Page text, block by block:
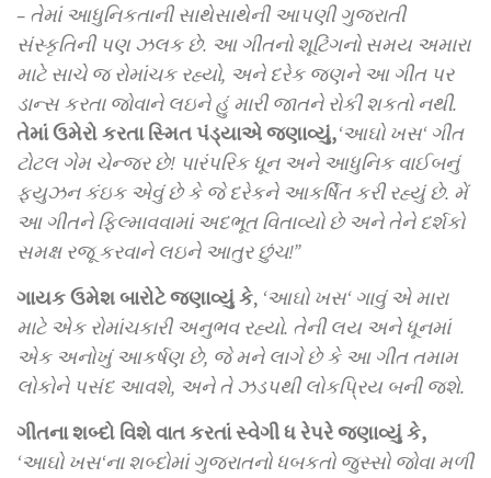
– તેમાં આધુનિકતાની સાથેસાથેની આપણી ગુજરાતી
સંસ્કૃતિની પણ ઝલક છે. આ ગીતનો શૂટિંગનો સમય અમારા
માટે સાચે જ રોમાંચક રહ્યો, અને દરેક જણને આ ગીત પર
ડાન્સ કરતા જોવાને લઇને હું મારી જાતને રોકી શકતો નથી.
તેમાં ઉમેરો કરતા સ્મિત પંડ્યાએ જણાવ્યું,‘આઘો ખસ‘ ગીત
ટોટલ ગેમ ચેન્જર છે! પારંપરિક ધૂન અને આધુનિક વાઈબનું
ફ્યુઝન કંઇક એવું છે કે જે દરેકને આકર્ષિત કરી રહ્યું છે. મેં
આ ગીતને ફિલ્માવવામાં અદભૂત વિતાવ્યો છે અને તેને દર્શકો
સમક્ષ રજૂ કરવાને લઇને આતુર છુંચ!”
ગાયક ઉમેશ બારોટે જણાવ્યું કે, ‘આઘો ખસ‘ ગાવું એ મારા
માટે એક રોમાંચકારી અનુભવ રહ્યો. તેની લય અને ધૂનમાં
એક અનોખું આકર્ષણ છે, જે મને લાગે છે કે આ ગીત તમામ
લોકોને પસંદ આવશે, અને તે ઝડપથી લોકપ્રિય બની જશે.
ગીતના શબ્દો વિશે વાત કરતાં સ્વેગી ધ રેપરે જણાવ્યું કે,
‘આઘો ખસ‘ના શબ્દોમાં ગુજરાતનો ધબકતો જુસ્સો જોવા મળી